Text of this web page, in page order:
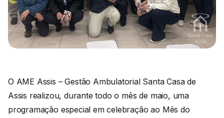
O AME Assis – Gestão Ambulatorial Santa Casa de
Assis realizou, durante todo o mês de maio, uma
programação especial em celebração ao Mês do